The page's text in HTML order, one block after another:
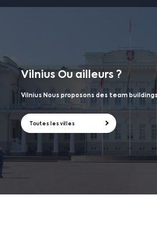
Vilnius Ou ailleurs ?
Vilnius Nous proposons des team
Toutes les villes